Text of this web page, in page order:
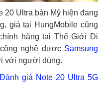
20 Ultra bản Mỹ hiện đang
giá tại HungMobile cũng
hãng tại Thế Giới Di
nghệ được Samsung
với người dùng.
Đánh giá Note 20 Ultra 5G